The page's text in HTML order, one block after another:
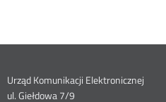
Dane
Urząd Komunikacji Elektronicznej
ul. Giełdowa 7/9